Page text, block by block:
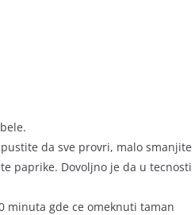
da sve provri, malo smanjite
paprike. Dovoljno je da u tecnosti
minuta gde ce omeknuti taman